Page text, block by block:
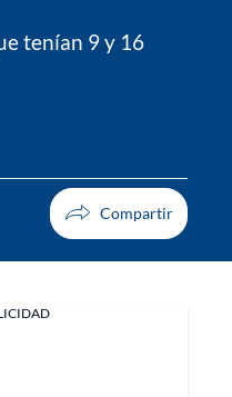
tenían 9 y 16